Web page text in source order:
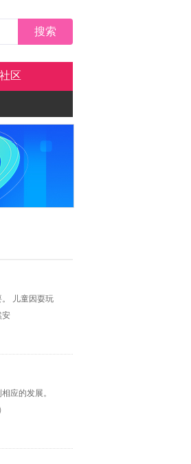
搜索
区
儿童因耍玩
安
应的发展。